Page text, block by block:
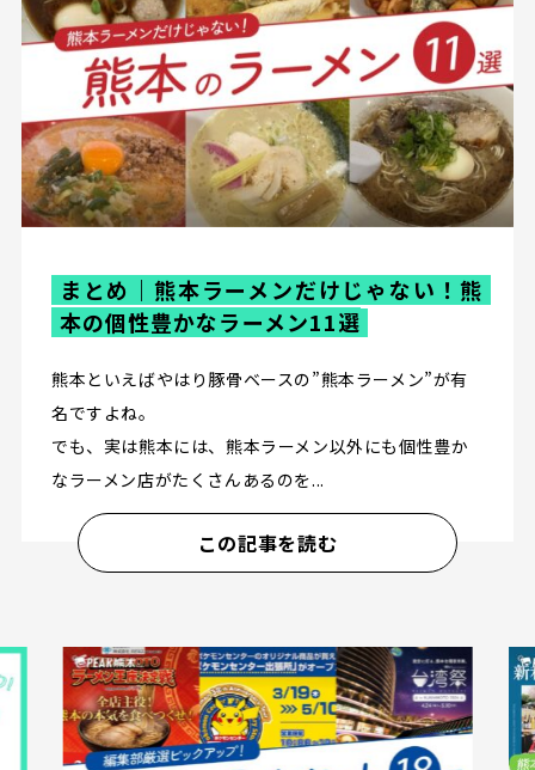
まとめ｜熊本ラーメンだけじゃない！熊
本の個性豊かなラーメン11選
熊本といえばやはり豚骨ベースの”熊本ラーメン”が有
名ですよね。
でも、実は熊本には、熊本ラーメン以外にも個性豊か
なラーメン店がたくさんあるのを...
この記事を読む